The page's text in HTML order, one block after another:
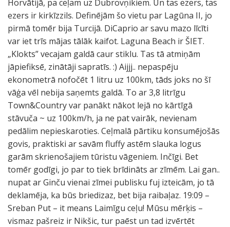
Horvātijā, pa ceļam uz Dubrovņikiem. Un tas ezers, tas
ezers ir kirkīzzils. Definējām šo vietu par Lagūna II, jo
pirmā tomēr bija Turcijā. DiCaprio ar savu mazo līcīti
var iet trīs mājas tālāk kaifot. Laguna Beach ir ŠIET.
„Klokts” vecajam galdā caur stiklu. Tas tā atmiņām
jāpiefiksē, zinātāji sapratīs. :) Aijjj.. nepaspēju
ekonometrā nofočēt 1 litru uz 100km, tāds joks no šī
vāģa vēl nebija saņemts galdā. To ar 3,8 litrīgu
Town&Country var panākt nākot lejā no kārtīgā
stāvuča ~ uz 100km/h, ja ne pat vairāk, nevienam
pedālim nepieskaroties. Ceļmalā pārtiku konsumējošās
govis, praktiski ar savām fluffy astēm slauka logus
garām skrienošajiem tūristu vāgeniem. Inčīgi. Bet
tomēr godīgi, jo par to tiek brīdināts ar zīmēm. Lai gan..
nupat ar Ginču vienai zīmei publisku fuj izteicām, jo tā
deklamēja, ka būs briedizaz, bet bija raibaļaz. 19:09 –
Sreban Put – it means Laimīgu ceļu! Mūsu mērķis –
vismaz pašreiz ir Nikšic, tur paēst un tad izvērtēt